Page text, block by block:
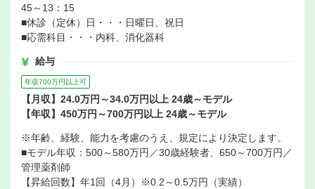
45～13：15
■休診（定休）日・・・日曜日、祝日
■応需科目・・・内科、消化器科
給与
年収700万円以上可
【月収】24.0万円～34.0万円以上 24歳～モデル
【年収】450万円～700万円以上 24歳～モデル
※年齢、経験、能力を考慮のうえ、規定により決定します。
■モデル年収：500～580万円／30歳経験者、650～700万円／
管理薬剤師
【昇給回数】年1回（4月）※0.2～0.5万円（実績）